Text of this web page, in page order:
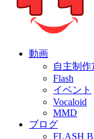
個人制作アニメを
動画
自主制作
Flash
イベント
Vocaloid
MMD
ブログ
FLASH